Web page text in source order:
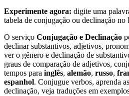
Experimente agora: digite uma
tabela de conjugação ou declinação
O serviço Conjugação e Declinação
declinar substantivos, adjetivos,
ver o gênero e declinação de
graus de comparação de adjetivos,
tempos para inglês, alemão, russo,
espanhol. Conjugue verbos, aprenda
declinação, veja traduções em